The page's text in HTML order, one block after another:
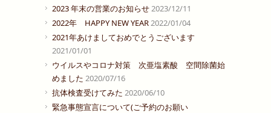
2023 年末の営業のお知らせ2023/12/11
2022年 HAPPY NEW YEAR2022/01/04
2021年あけましておめでとうございます
2021/01/01
ウイルスやコロナ対策 次亜塩素酸 空間除菌始
めました 2020/07/16
抗体検査受けてみた 2020/06/10
緊急事態宣言について(ご予約のお願い